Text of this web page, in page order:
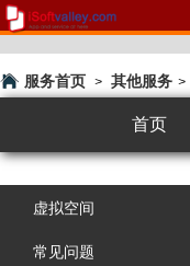
服务首页 > 其他服务 >
首页
虚拟空间
常见问题